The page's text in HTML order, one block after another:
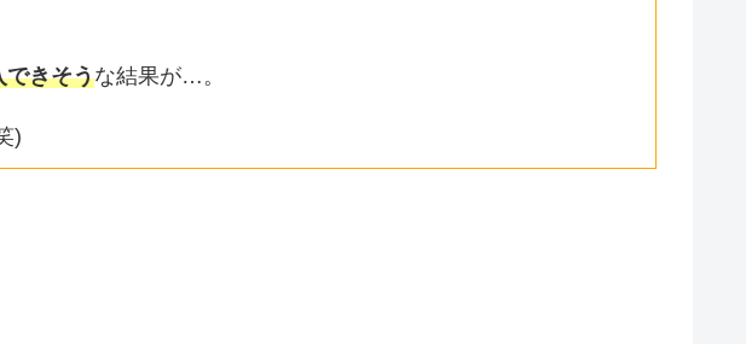
できそうな結果が…。
)